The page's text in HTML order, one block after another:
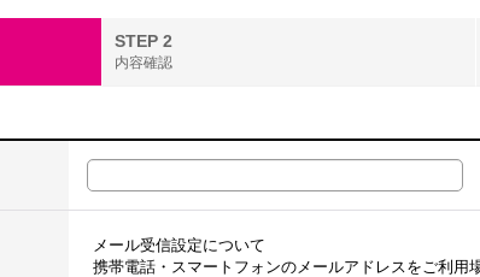
STEP 2
内容確認
メール受信設定について
携帯電話・スマートフォンのメールアドレスをご利用